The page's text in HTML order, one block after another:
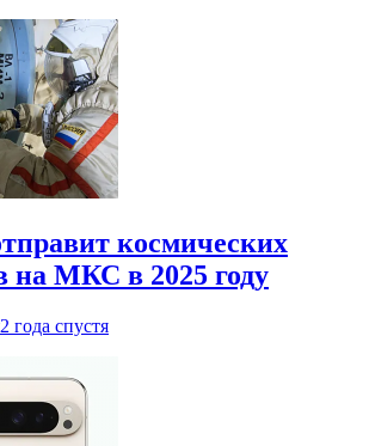
космических
на МКС в 2025 году
2 года спустя